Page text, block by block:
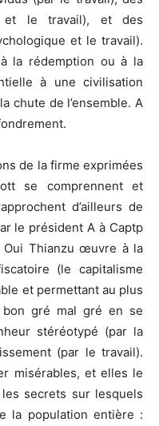
et le travail), et des
et le travail).
la rédemption ou à la
à une civilisation
chute de l’ensemble. A
de la firme exprimées
se comprennent et
d’ailleurs de
le président A à Captp
Oui Thianzu œuvre à la
(le capitalisme
et permettant au plus
gré mal gré en se
stéréotypé (par la
(par le travail).
misérables, et elles le
secrets sur lesquels
la population entière :